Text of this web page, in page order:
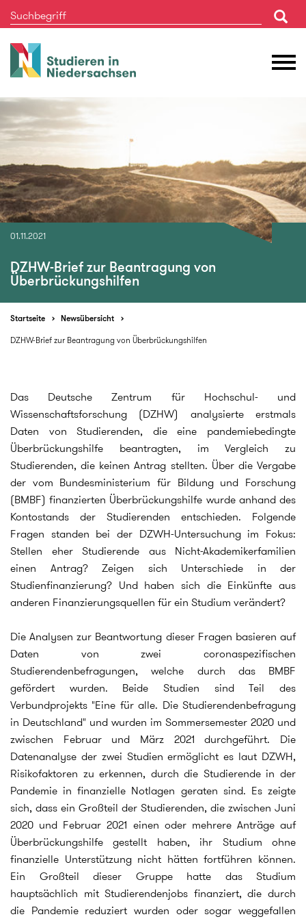
Studieren
in
01.11.2021
DZHW-Brief zur Beantragung von
Überbrückungshilfen
Startseite
Newsübersicht
DZHW-Brief zur Beantragung von Überbrückungshilfen
Das Deutsche Zentrum für Hochschul- und
Wissenschaftsforschung (DZHW) analysierte erstmals
Daten von Studierenden, die eine pandemiebedingte
Überbrückungshilfe beantragten, im Vergleich zu
Studierenden, die keinen Antrag stellten. Über die Vergabe
der vom Bundesministerium für Bildung und Forschung
(BMBF) finanzierten Überbrückungshilfe wurde anhand des
Kontostands der Studierenden entschieden. Folgende
Fragen standen bei der DZWH-Untersuchung im Fokus:
Stellen eher Studierende aus Nicht-Akademikerfamilien
einen Antrag? Zeigen sich Unterschiede in der
Studienfinanzierung? Und haben sich die Einkünfte aus
anderen Finanzierungsquellen für ein Studium verändert?
Die Analysen zur Beantwortung dieser Fragen basieren auf
Daten von zwei coronaspezifischen
Studierendenbefragungen, welche durch das BMBF
gefördert wurden. Beide Studien sind Teil des
Verbundprojekts "Eine für alle. Die Studierendenbefragung
in Deutschland" und wurden im Sommersemester 2020 und
zwischen Februar und März 2021 durchgeführt. Die
Datenanalyse der zwei Studien ermöglicht es laut DZWH,
Risikofaktoren zu erkennen, durch die Studierende in der
Pandemie in finanzielle Notlagen geraten sind. Es zeigte
sich, dass ein Großteil der Studierenden, die zwischen Juni
2020 und Februar 2021 einen oder mehrere Anträge auf
Überbrückungshilfe gestellt haben, ihr Studium ohne
finanzielle Unterstützung nicht hätten fortführen können.
Ein Großteil dieser Gruppe hatte das Studium
hauptsächlich mit Studierendenjobs finanziert, die durch
die Pandemie reduziert wurden oder sogar weggefallen